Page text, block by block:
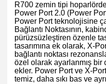
R700 zemin tipi
Power Port 2.0 (Power
Power Port teknolojisine
Bağlantı Noktasının,
pürüzsüzleştiren özenle
tasarımına ek olarak, X-
bağlantı noktası
özel olarak ayarlanmış bir
ekler. Power Port ve X-
temiz, daha sıkı bas ve